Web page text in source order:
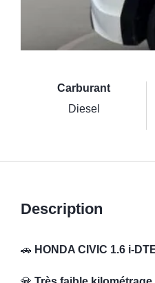
Carburant
Diesel
Description
🚗 HONDA CIVIC 1.6 i-